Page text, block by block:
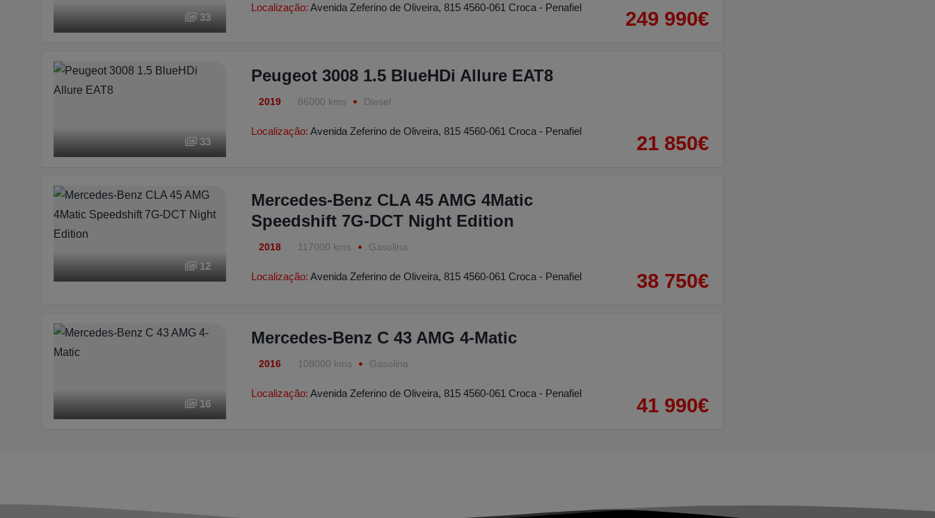
33
Localização: Avenida Zeferino de Oliveira, 815 4560-061 Croca - Penafiel
249 990€
33
Peugeot 3008 1.5 BlueHDi Allure EAT8
2019 86000 kms Diesel
Localização: Avenida Zeferino de Oliveira, 815 4560-061 Croca - Penafiel
21 850€
12
Mercedes-Benz CLA 45 AMG 4Matic
Speedshift 7G-DCT Night Edition
2018 117000 kms Gasolina
Localização: Avenida Zeferino de Oliveira, 815 4560-061 Croca - Penafiel 38 750€
16
Mercedes-Benz C 43 AMG 4-Matic
2016 108000 kms Gasolina
Localização: Avenida Zeferino de Oliveira, 815 4560-061 Croca - Penafiel
41 990€